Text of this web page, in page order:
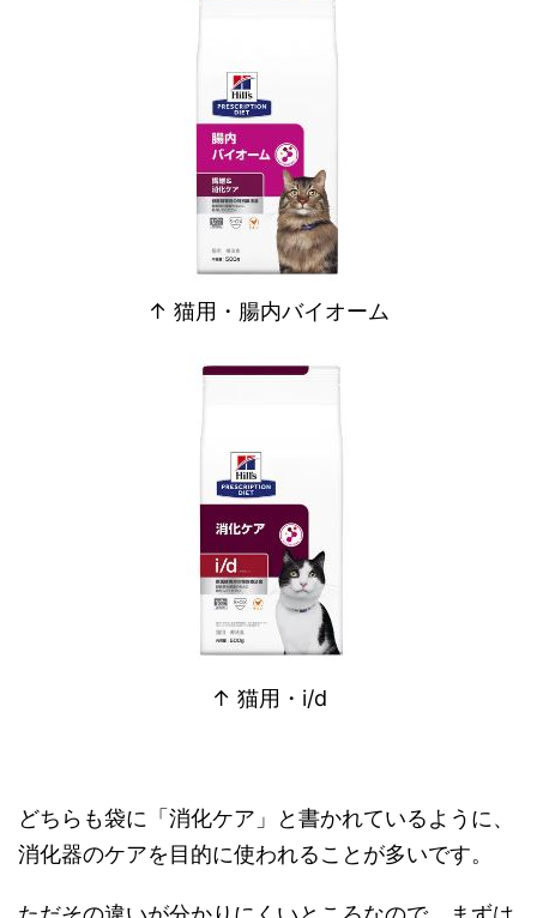
↑ 猫用・腸内バイオーム
↑ 猫用・i/d
どちらも袋に「消化ケア」と書かれているように、
消化器のケアを目的に使われることが多いです。